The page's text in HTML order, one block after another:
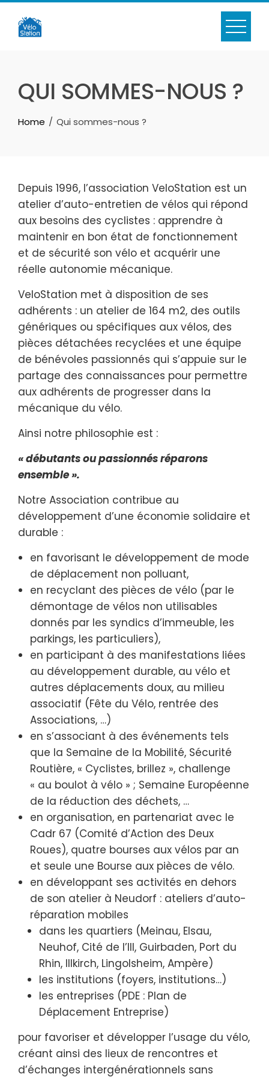
Skip
content
QUI SOMMES-NOUS ?
Home Qui sommes-nous ?
Depuis 1996, l’association VeloStation est un
atelier d’auto-entretien de vélos qui répond
aux besoins des cyclistes : apprendre à
maintenir en bon état de fonctionnement
et de sécurité son vélo et acquérir une
réelle autonomie mécanique.
VeloStation met à disposition de ses
adhérents : un atelier de 164 m2, des outils
génériques ou spécifiques aux vélos, des
pièces détachées recyclées et une équipe
de bénévoles passionnés qui s’appuie sur le
partage des connaissances pour permettre
aux adhérents de progresser dans la
mécanique du vélo.
Ainsi notre philosophie est :
« débutants ou passionnés réparons
ensemble ».
Notre Association contribue au
développement d’une économie solidaire et
durable :
en favorisant le développement de mode
de déplacement non polluant,
en recyclant des pièces de vélo (par le
démontage de vélos non utilisables
donnés par les syndics d’immeuble, les
parkings, les particuliers),
en participant à des manifestations liées
au développement durable, au vélo et
autres déplacements doux, au milieu
associatif (Fête du Vélo, rentrée des
Associations, …)
en s’associant à des événements tels
que la Semaine de la Mobilité, Sécurité
Routière, « Cyclistes, brillez », challenge
« au boulot à vélo » ; Semaine Européenne
de la réduction des déchets, …
en organisation, en partenariat avec le
Cadr 67 (Comité d’Action des Deux
Roues), quatre bourses aux vélos par an
et seule une Bourse aux pièces de vélo.
en développant ses activités en dehors
de son atelier à Neudorf : ateliers d’auto-
réparation mobiles
dans les quartiers (Meinau, Elsau,
Neuhof, Cité de l’Ill, Guirbaden, Port du
Rhin, Illkirch, Lingolsheim, Ampère)
les institutions (foyers, institutions…)
les entreprises (PDE : Plan de
Déplacement Entreprise)
pour favoriser et développer l’usage du vélo,
créant ainsi des lieux de rencontres et
d’échanges intergénérationnels sans